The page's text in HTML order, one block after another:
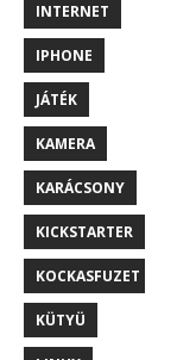
INTERNET
IPHONE
JÁTÉK
KAMERA
KARÁCSONY
KICKSTARTER
KOCKASFUZET
KÜTYÜ